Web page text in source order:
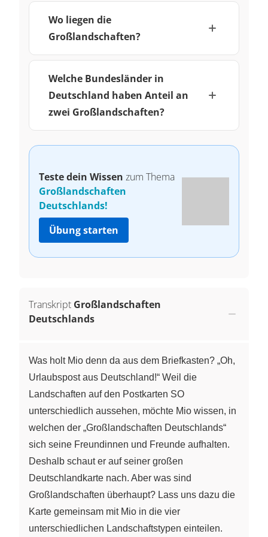
Wo liegen die
Großlandschaften?
Welche Bundesländer in
Deutschland haben Anteil an
zwei Großlandschaften?
Teste dein Wissen zum Thema
Großlandschaften
Deutschlands!
Übung starten
Transkript Großlandschaften
Deutschlands
Was holt Mio denn da aus dem Briefkasten? „Oh,
Urlaubspost aus Deutschland!“ Weil die
Landschaften auf den Postkarten SO
unterschiedlich aussehen, möchte Mio wissen, in
welchen der „Großlandschaften Deutschlands“
sich seine Freundinnen und Freunde aufhalten.
Deshalb schaut er auf seiner großen
Deutschlandkarte nach. Aber was sind
Großlandschaften überhaupt? Lass uns dazu die
Karte gemeinsam mit Mio in die vier
unterschiedlichen Landschaftstypen einteilen.